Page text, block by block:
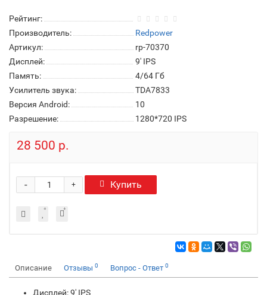
Рейтинг:
Производитель:
Redpower
Артикул:
rp-70370
Дисплей:
9' IPS
Память:
4/64 Гб
Усилитель звука:
TDA7833
Версия Android:
10
Разрешение:
1280*720 IPS
28 500 р.
+
- Купить
Описание Отзывы 0 Вопрос - Ответ 0
Дисплей: 9' IPS